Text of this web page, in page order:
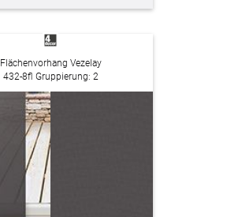
Flächenvorhang Vezelay
432-8fl Gruppierung: 2